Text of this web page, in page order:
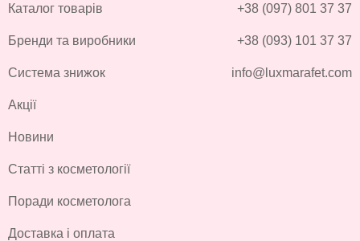
Каталог товарів
Бренди та виробники
Система знижок
Акції
Новини
Статті з косметології
Поради косметолога
Доставка і оплата
+38 (097) 801 37 37
+38 (093) 101 37 37
info@luxmarafet.com